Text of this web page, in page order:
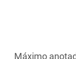
Máximo